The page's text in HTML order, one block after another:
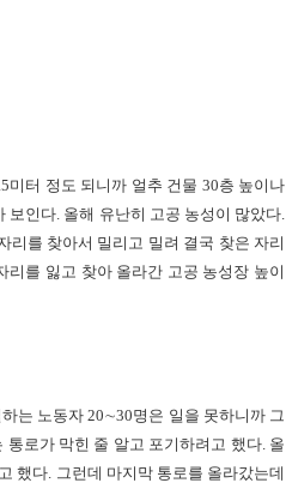
미터 정도 되니까 얼추 건물 30층 높이나
보인다. 올해 유난히 고공 농성이 많았다.
리를 찾아서 밀리고 밀려 결국 찾은 자리
리를 잃고 찾아 올라간 고공 농성장 높이
는 노동자 20∼30명은 일을 못하니까 그
로가 막힌 줄 알고 포기하려고 했다. 올
했다. 그런데 마지막 통로를 올라갔는데